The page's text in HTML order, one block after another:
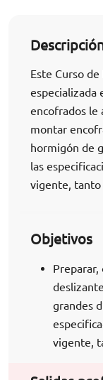
Este Curso
especializada
encofrados le
montar
hormigón de
las
vigente, tanto
Objetivos
grandes
vigente,